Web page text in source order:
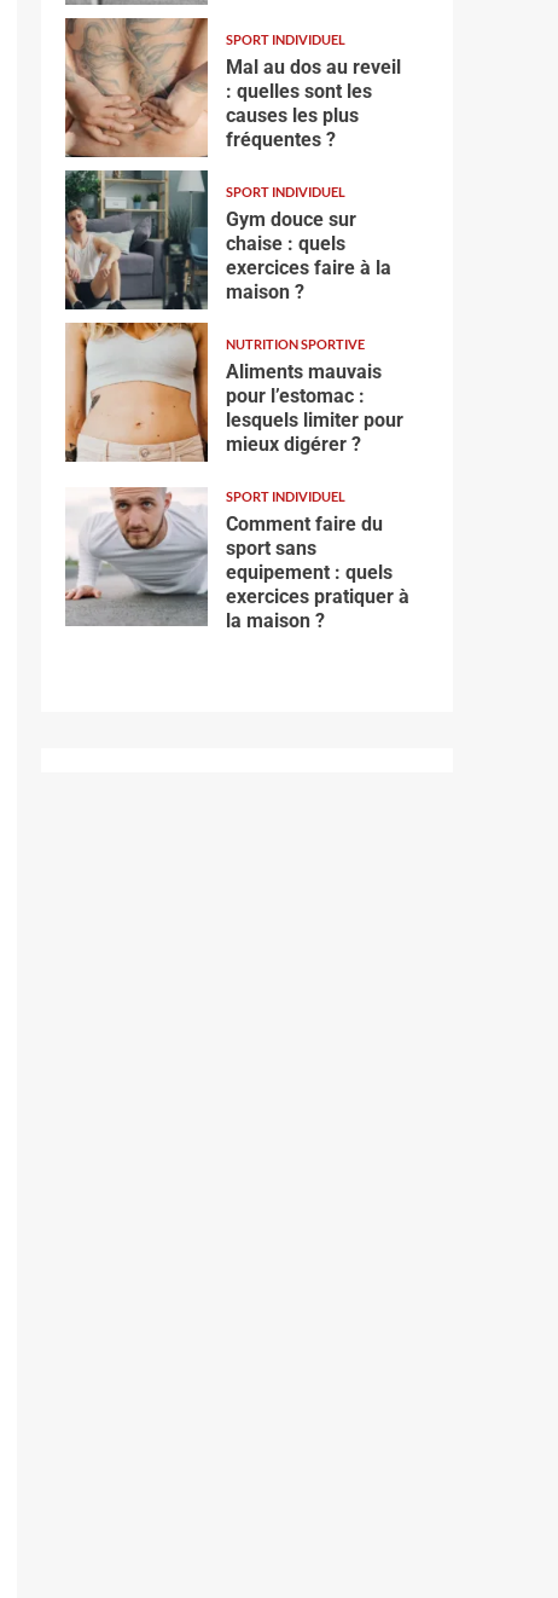
SPORT INDIVIDUEL
Mal au dos au reveil
: quelles sont les
causes les plus
fréquentes ?
SPORT INDIVIDUEL
Gym douce sur
chaise : quels
exercices faire à la
maison ?
NUTRITION SPORTIVE
Aliments mauvais
pour l’estomac :
lesquels limiter pour
mieux digérer ?
SPORT INDIVIDUEL
Comment faire du
sport sans
equipement : quels
exercices pratiquer à
la maison ?